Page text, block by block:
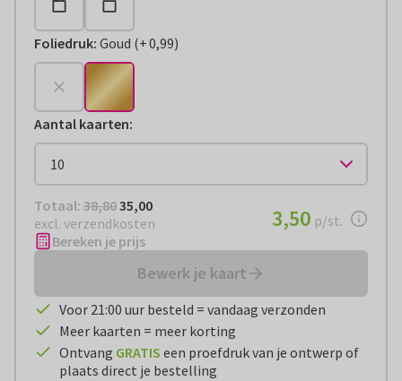
Foliedruk: Goud (
+€ 0,99
+0,99)
Aantal kaarten:
Totaal: € 35,00
Totaal: 38,8035,00
excl. verzendkosten
€ 3,50per stuk
3,50 p/st.
Bereken je prijs
Bewerk je kaart
Voor 21:00 uur besteld = vandaag verzonden
Meer kaarten = meer korting
Ontvang GRATIS een proefdruk van je ontwerp of
plaats direct je bestelling